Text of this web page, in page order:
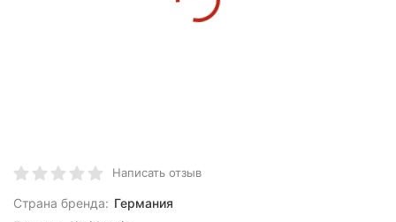
Написать отзыв
Страна бренда: Германия